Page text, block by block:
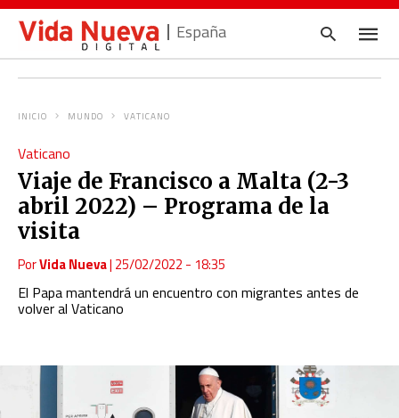
España
INICIO MUNDO VATICANO
Vaticano
Viaje de Francisco a Malta (2-3
abril 2022) – Programa de la
visita
PorVida Nueva| 25/02/2022 - 18:35
El Papa mantendrá un encuentro con migrantes antes de
volver al Vaticano